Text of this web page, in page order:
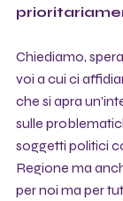
Chiediamo,
voi a cui ci
che si apra
sulle
soggetti politici
Regione ma
per noi ma per